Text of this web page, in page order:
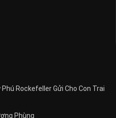
Rockefeller Gửi Cho Con Trai
Phùng